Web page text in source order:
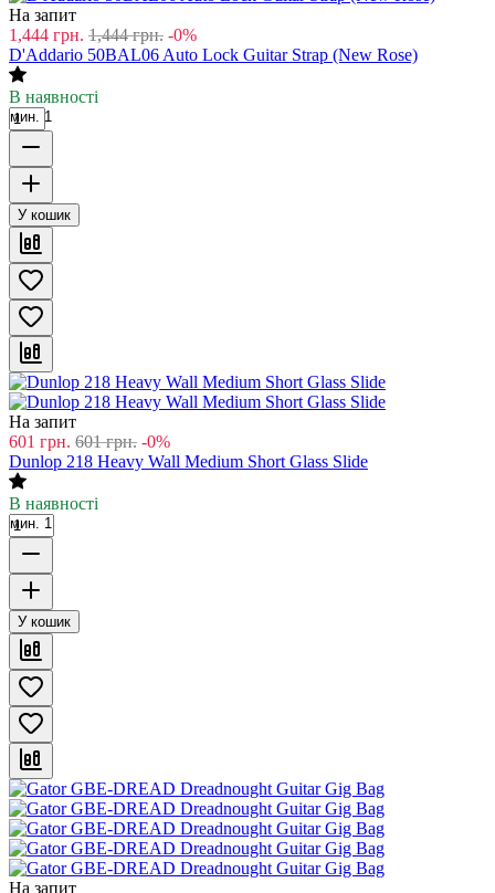
На запит
1,444 грн. 1,444 грн. -0%
D'Addario 50BAL06 Auto Lock Guitar Strap (New Rose)
В наявності
мин. 1
У кошик
На запит
601 грн. 601 грн. -0%
Dunlop 218 Heavy Wall Medium Short Glass Slide
В наявності
мин. 1
У кошик
На запит